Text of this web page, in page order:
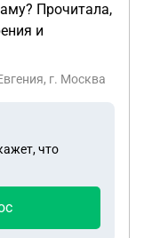
Прочитала,
и
г. Москва
что